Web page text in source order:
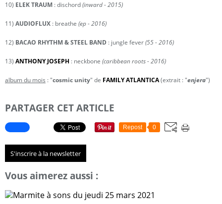
10) ELEK TRAUM : dischord(inward - 2015)
11) AUDIOFLUX : breathe (ep - 2016)
12) BACAO RHYTHM & STEEL BAND : jungle fever(55 - 2016)
13) ANTHONY JOSEPH : neckbone (caribbean roots - 2016)
album du mois : "cosmic unity" de FAMILY ATLANTICA(extrait : "enjera")
PARTAGER CET ARTICLE
Repost 0
S'inscrire à la newsletter
Vous aimerez aussi :